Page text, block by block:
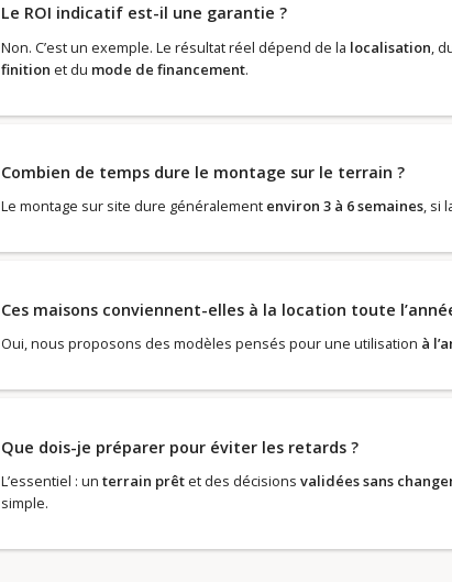
Le ROI indicatif est-il une garantie ?
Non. C’est un exemple. Le résultat réel dépend de la localisation,
finition et du mode de financement.
Combien de temps dure le montage sur le terrain ?
Le montage sur site dure généralement environ 3 à 6 semaines, si
Ces maisons conviennent-elles à la location toute
Oui, nous proposons des modèles pensés pour une utilisation à
Que dois-je préparer pour éviter les retards ?
L’essentiel : un terrain prêtet des décisions validées sans
simple.